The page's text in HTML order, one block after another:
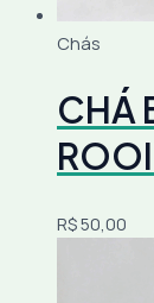
Chás
CHÁ
R$50,00